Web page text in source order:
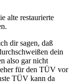
alte restaurierte
dir sagen, daß
dein
also gar nicht
für den TÜV vor
TÜV kann da